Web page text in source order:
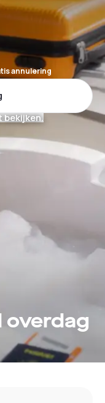
bekijken.
annulering